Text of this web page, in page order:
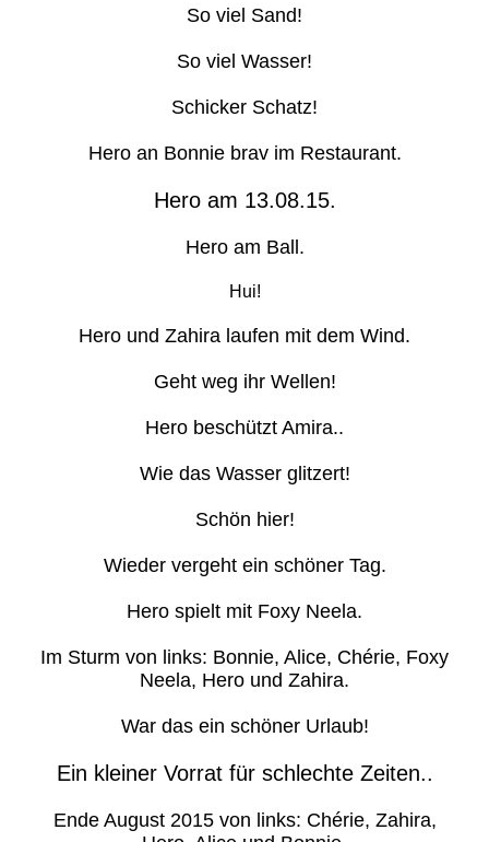
So viel Sand!
So viel Wasser!
Schicker Schatz!
Hero an Bonnie brav im Restaurant.
Hero am 13.08.15.
Hero am Ball.
Hui!
Hero und Zahira laufen mit dem Wind.
Geht weg ihr Wellen!
Hero beschützt Amira..
Wie das Wasser glitzert!
Schön hier!
Wieder vergeht ein schöner Tag.
Hero spielt mit Foxy Neela.
Im Sturm von links: Bonnie, Alice, Chérie, Foxy
Neela, Hero und Zahira.
War das ein schöner Urlaub!
Ein kleiner Vorrat für schlechte Zeiten..
Ende August 2015 von links: Chérie, Zahira,